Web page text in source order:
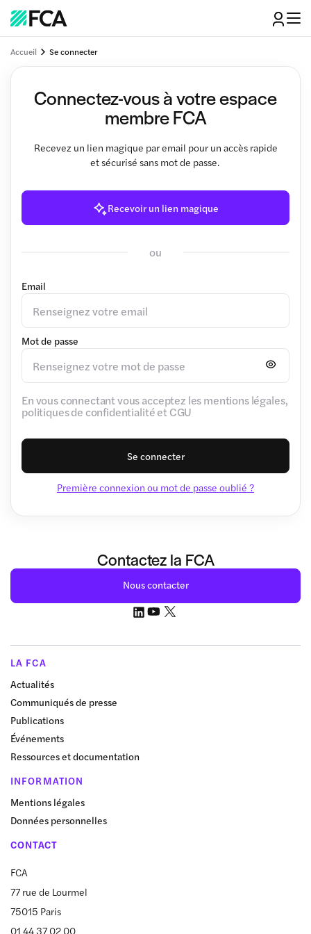
Accueil Se connecter
Connectez-vous à votre espace
membre FCA
Recevez un lien magique par email pour un accès rapide
et sécurisé sans mot de passe.
Recevoir un lien magique
ou
Email
Mot de passe
En vous connectant vous acceptez les mentions légales,
politiques de confidentialité et CGU
Se connecter
Première connexion ou mot de passe oublié ?
Contactez la FCA
Nous contacter
LA FCA
Actualités
Communiqués de presse
Publications
Événements
Ressources et documentation
INFORMATION
Mentions légales
Données personnelles
CONTACT
FCA
77 rue de Lourmel
75015 Paris
01 44 37 02 00